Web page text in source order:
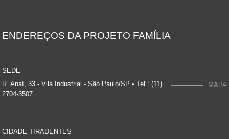
ENDEREÇOS DA PROJETO FAMÍLIA
MAPA
SEDE
R. Anaí, 33 - Vila Industrial - São Paulo/SP • Tel.: (11)
2704-3507
CIDADE TIRADENTES